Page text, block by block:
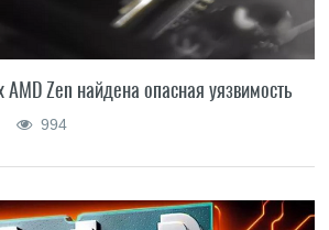
AMD Zen найдена опасная уязвимость
994